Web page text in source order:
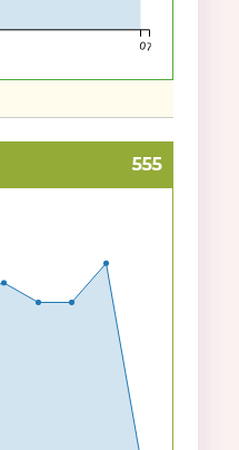
07.08
555